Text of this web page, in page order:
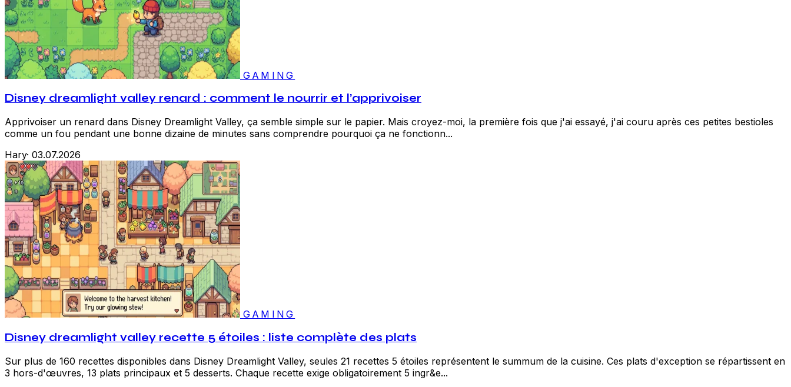
GAMING
Disney dreamlight valley renard : comment le nourrir et l’apprivoiser
Apprivoiser un renard dans Disney Dreamlight Valley, ça semble simple sur le papier. Mais croyez-moi, la première fois que j'ai essayé, j'ai couru après ces petites bestioles
comme un fou pendant une bonne dizaine de minutes sans comprendre pourquoi ça ne fonctionn...
Hary· 03.07.2026
GAMING
Disney dreamlight valley recette 5 étoiles : liste complète des plats
Sur plus de 160 recettes disponibles dans Disney Dreamlight Valley, seules 21 recettes 5 étoiles représentent le summum de la cuisine. Ces plats d'exception se répartissent en
3 hors-d'œuvres, 13 plats principaux et 5 desserts. Chaque recette exige obligatoirement 5 ingr&e...